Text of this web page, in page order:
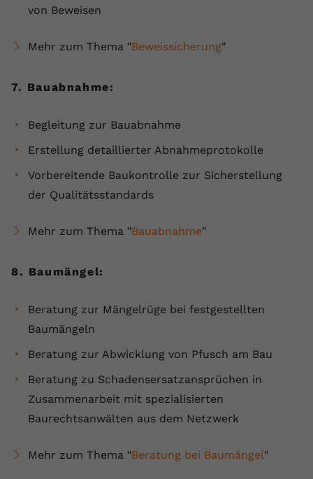
von Beweisen
Mehr zum Thema "Beweissicherung"
7. Bauabnahme:
Begleitung zur Bauabnahme
Erstellung detaillierter Abnahmeprotokolle
Vorbereitende Baukontrolle zur Sicherstellung
der Qualitätsstandards
Mehr zum Thema "Bauabnahme"
8. Baumängel:
Beratung zur Mängelrüge bei festgestellten
Baumängeln
Beratung zur Abwicklung von Pfusch am Bau
Beratung zu Schadensersatzansprüchen in
Zusammenarbeit mit spezialisierten
Baurechtsanwälten aus dem Netzwerk
Mehr zum Thema "Beratung bei Baumängel"